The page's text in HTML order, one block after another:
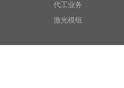
代工业务
激光模组